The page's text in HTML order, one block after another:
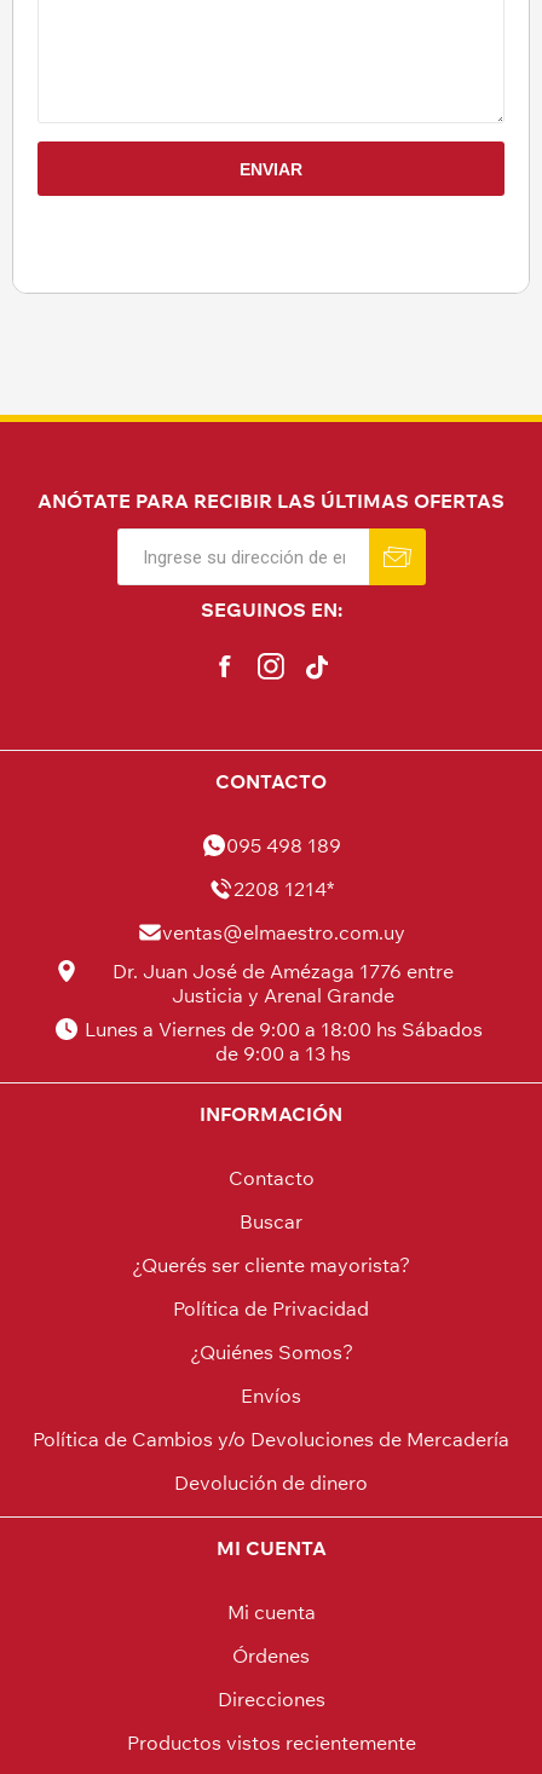
ANÓTATE PARA RECIBIR LAS ÚLTIMAS OFERTAS
SEGUINOS EN:
CONTACTO
095 498 189
2208 1214*
ventas@elmaestro.com.uy
Dr. Juan José de Amézaga 1776 entre
Justicia y Arenal Grande
Lunes a Viernes de 9:00 a 18:00 hs Sábados
de 9:00 a 13 hs
INFORMACIÓN
Contacto
Buscar
¿Querés ser cliente mayorista?
Política de Privacidad
¿Quiénes Somos?
Envíos
Política de Cambios y/o Devoluciones de Mercadería
Devolución de dinero
MI CUENTA
Mi cuenta
Órdenes
Direcciones
Productos vistos recientemente